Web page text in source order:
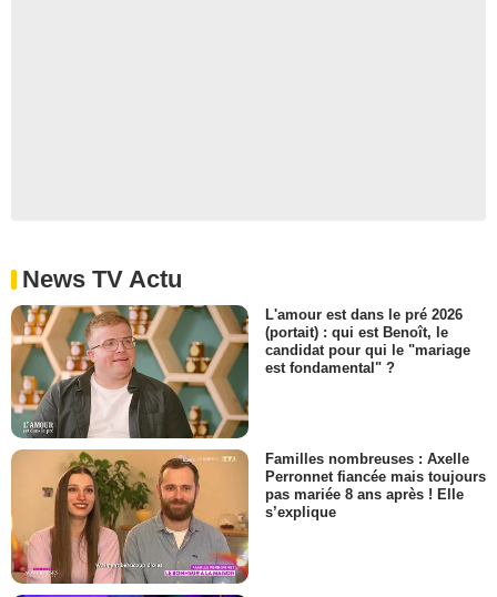
News TV Actu
L'amour est dans le pré 2026
(portait) : qui est Benoît, le
candidat pour qui le "mariage
est fondamental" ?
Familles nombreuses : Axelle
Perronnet fiancée mais toujours
pas mariée 8 ans après ! Elle
s’explique